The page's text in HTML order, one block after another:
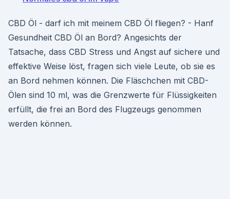
CBD Öl - darf ich mit meinem CBD Öl fliegen? - Hanf
Gesundheit CBD Öl an Bord? Angesichts der
Tatsache, dass CBD Stress und Angst auf sichere und
effektive Weise löst, fragen sich viele Leute, ob sie es
an Bord nehmen können. Die Fläschchen mit CBD-
Ölen sind 10 ml, was die Grenzwerte für Flüssigkeiten
erfüllt, die frei an Bord des Flugzeugs genommen
werden können.